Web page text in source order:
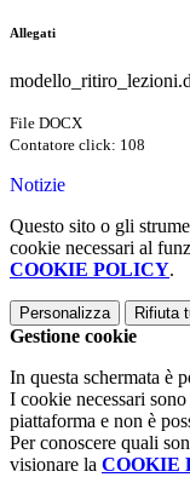
Allegati
File DOCX
Contatore click: 108
Notizie
Questo sito o gli
cookie necessari al
COOKIE POLICY.
Personalizza Rifiuta
Gestione cookie
In questa schermata è
I cookie necessari
piattaforma e non è
Per conoscere quali
visionare la COOKIE